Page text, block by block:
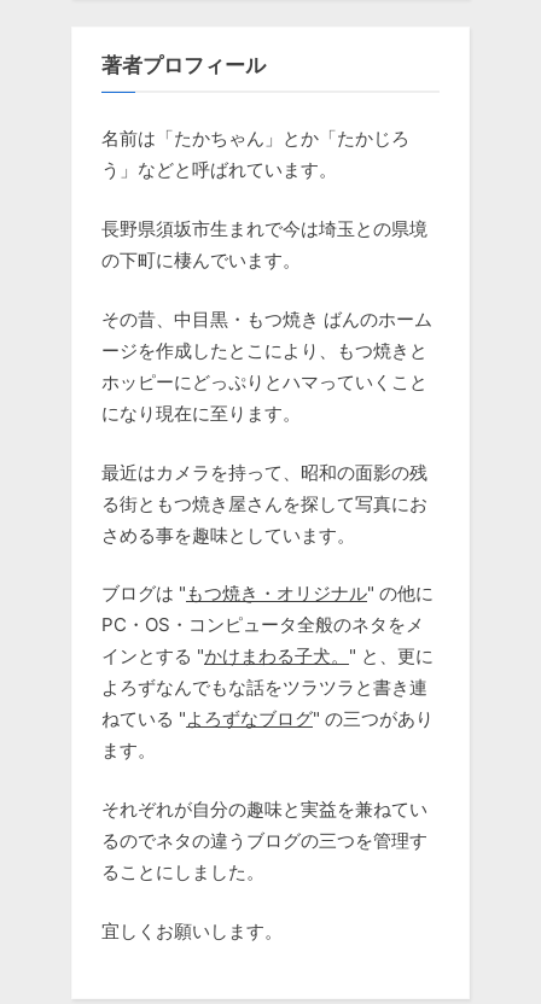
著者プロフィール
名前は「たかちゃん」とか「たかじろ
う」などと呼ばれています。
長野県須坂市生まれで今は埼玉との県境
の下町に棲んでいます。
その昔、中目黒・もつ焼き ばんのホーム
ージを作成したとこにより、もつ焼きと
ホッピーにどっぷりとハマっていくこと
になり現在に至ります。
最近はカメラを持って、昭和の面影の残
る街ともつ焼き屋さんを探して写真にお
さめる事を趣味としています。
ブログは " もつ焼き・オリジナル" の他に
PC・OS・コンピュータ全般のネタをメ
インとする "かけまわる子犬。 " と、更に
よろずなんでもな話をツラツラと書き連
ねている "よろずなブログ" の三つがあり
ます。
それぞれが自分の趣味と実益を兼ねてい
るのでネタの違うブログの三つを管理す
ることにしました。
宜しくお願いします。